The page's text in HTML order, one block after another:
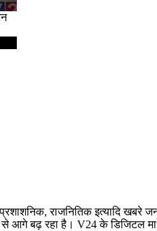
राजनितिक इत्यादि
बढ़ रहा है। V24 के डिजिटल